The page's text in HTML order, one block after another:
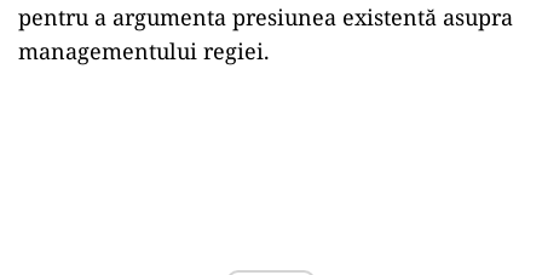
pentru a argumenta presiunea existentă asupra
managementului regiei.